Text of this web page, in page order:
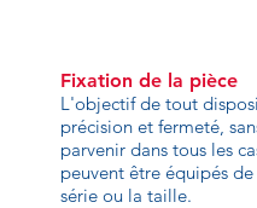
Fixation de la pièce
L'objectif de tout
précision et fermeté,
parvenir dans tous les
peuvent être équipés
série ou la taille.